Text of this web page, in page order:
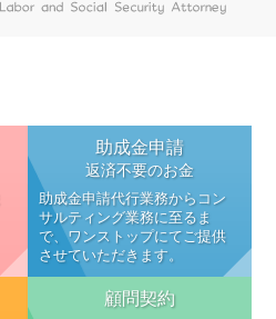
助成金申請
返済不要のお金
助成金申請代行業務からコン
サルティング業務に至るま
で、ワンストップにてご提供
させていただきます。
顧問契約